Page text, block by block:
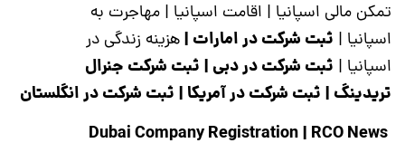
تمکن مالی اسپانیا | اقامت اسپانیا | مهاجرت به
اسپانیا | ثبت شرکت در امارات |هزینه زندگی در
اسپانیا | ثبت شرکت در دبی | ثبت شرکت جنرال
تریدینگ | ثبت شرکت در آمریکا | ثبت شرکت در انگلستان
| RCO News